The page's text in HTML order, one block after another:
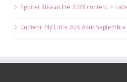
Spoiler Blissim Eté 2026 contenu +
Contenu My Little Box Aout